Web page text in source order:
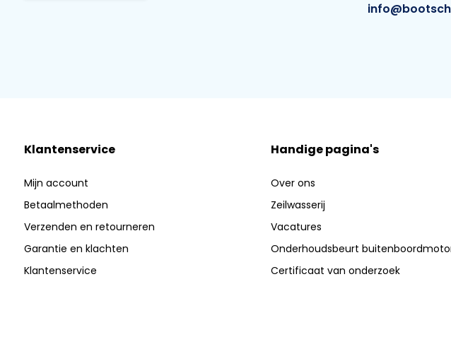
Klantenservice
Mijn account
Betaalmethoden
Verzenden en retourneren
Garantie en klachten
Klantenservice
Handige pagina's
Over ons
Zeilwasserij
Vacatures
Onderhoudsbeurt
Certificaat van onderzoek